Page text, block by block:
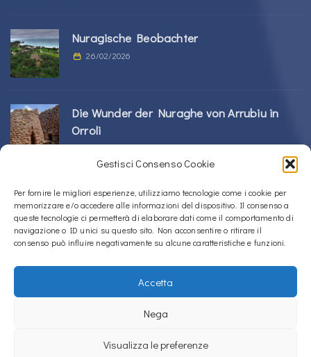
Gestisci Consenso Cookie
Per fornire le migliori esperienze, utilizziamo tecnologie come i cookie per
memorizzare e/o accedere alle informazioni del dispositivo. Il consenso a
queste tecnologie ci permetterà di elaborare dati come il comportamento di
navigazione o ID unici su questo sito. Non acconsentire o ritirare il
consenso può influire negativamente su alcune caratteristiche e funzioni.
Accetta
Nega
Visualizza le preferenze
Nuragische Beobachter
26/02/2026
Die Wunder der Nuraghe von Arrubiu in
Orroli
24/02/2026
Sos Nurattolos Nuragic-Komplex in Alà dei
Sardi
23/02/2026
Copyright © 2020 – 2026La Sardegna verso l'Unesco
Datenschutzerklärung